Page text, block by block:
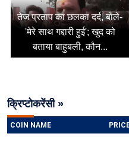
तेज प्रताप का छलका दर्द, बोले-
'मेरे साथ गद्दारी हुई'; खुद को
बताया बाहुबली, कौन...
क्रिप्टोकरेंसी »